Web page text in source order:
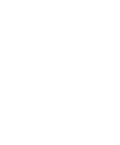
апликации на